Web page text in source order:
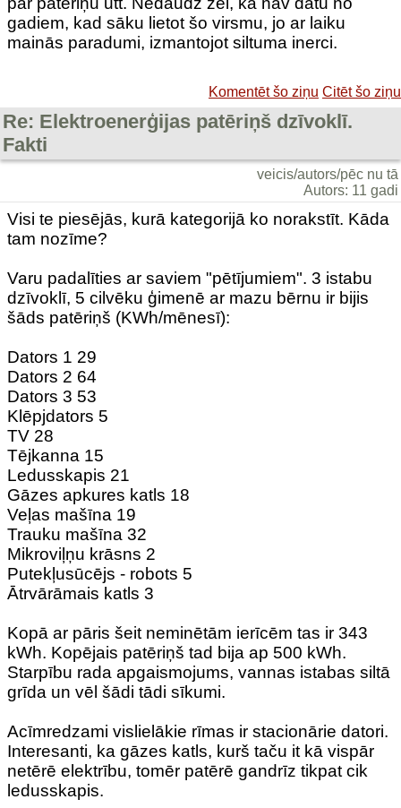
gadiem, kad sāku lietot šo virsmu, jo ar laiku
mainās paradumi, izmantojot siltuma inerci.
Komentēt šo ziņu Citēt šo ziņu
Re: Elektroenerģijas patēriņš dzīvoklī.
Fakti
veicis/autors/pēc nu tā
Autors: 11 gadi
Visi te piesējās, kurā kategorijā ko norakstīt. Kāda
tam nozīme?
Varu padalīties ar saviem "pētījumiem". 3 istabu
dzīvoklī, 5 cilvēku ģimenē ar mazu bērnu ir bijis
šāds patēriņš (KWh/mēnesī):
Dators 1 29
Dators 2 64
Dators 3 53
Klēpjdators 5
TV 28
Tējkanna 15
Ledusskapis 21
Gāzes apkures katls 18
Veļas mašīna 19
Trauku mašīna 32
Mikroviļņu krāsns 2
Putekļusūcējs - robots 5
Ātrvārāmais katls 3
Kopā ar pāris šeit neminētām ierīcēm tas ir 343
kWh. Kopējais patēriņš tad bija ap 500 kWh.
Starpību rada apgaismojums, vannas istabas siltā
grīda un vēl šādi tādi sīkumi.
Acīmredzami vislielākie rīmas ir stacionārie datori.
Interesanti, ka gāzes katls, kurš taču it kā vispār
netērē elektrību, tomēr patērē gandrīz tikpat cik
ledusskapis.